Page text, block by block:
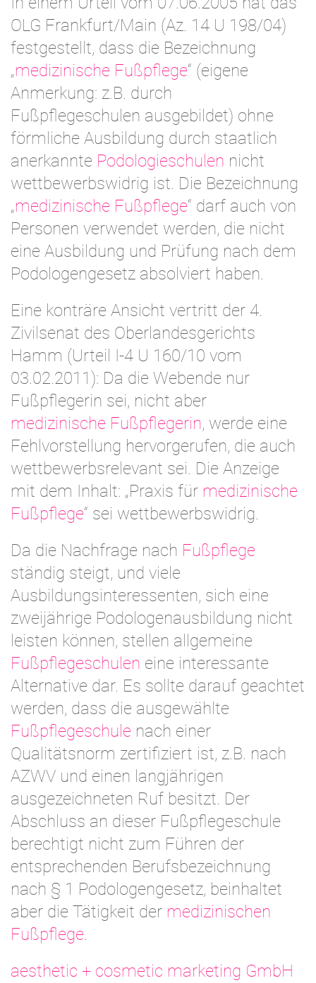
OLG Frankfurt/Main (Az. 14 U 198/04)
festgestellt, dass die Bezeichnung
„medizinische Fußpflege“ (eigene
Anmerkung: z.B. durch
Fußpflegeschulen ausgebildet) ohne
förmliche Ausbildung durch staatlich
anerkannte Podologieschulen nicht
wettbewerbswidrig ist. Die Bezeichnung
„medizinische Fußpflege“ darf auch von
Personen verwendet werden, die nicht
eine Ausbildung und Prüfung nach dem
Podologengesetz absolviert haben.
Eine konträre Ansicht vertritt der 4.
Zivilsenat des Oberlandesgerichts
Hamm (Urteil I-4 U 160/10 vom
03.02.2011): Da die Webende nur
Fußpflegerin sei, nicht aber
medizinische Fußpflegerin, werde eine
Fehlvorstellung hervorgerufen, die auch
wettbewerbsrelevant sei. Die Anzeige
mit dem Inhalt: „Praxis für medizinische
Fußpflege“ sei wettbewerbswidrig.
Da die Nachfrage nach Fußpflege
ständig steigt, und viele
Ausbildungsinteressenten, sich eine
zweijährige Podologenausbildung nicht
leisten können, stellen allgemeine
Fußpflegeschulen eine interessante
Alternative dar. Es sollte darauf geachtet
werden, dass die ausgewählte
Fußpflegeschule nach einer
Qualitätsnorm zertifiziert ist, z.B. nach
AZWV und einen langjährigen
ausgezeichneten Ruf besitzt. Der
Abschluss an dieser Fußpflegeschule
berechtigt nicht zum Führen der
entsprechenden Berufsbezeichnung
nach § 1 Podologengesetz, beinhaltet
aber die Tätigkeit der medizinischen
Fußpflege.
aesthetic + cosmetic marketing GmbH